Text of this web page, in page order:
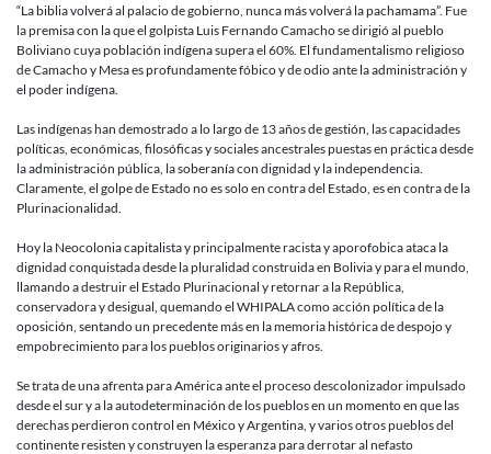
“La biblia volverá al palacio de gobierno, nunca más volverá la pachamama”. Fue
la premisa con la que el golpista Luis Fernando Camacho se dirigió al pueblo
Boliviano cuya población indígena supera el 60%. El fundamentalismo religioso
de Camacho y Mesa es profundamente fóbico y de odio ante la administración y
el poder indígena.
Las indígenas han demostrado a lo largo de 13 años de gestión, las capacidades
políticas, económicas, filosóficas y sociales ancestrales puestas en práctica desde
la administración pública, la soberanía con dignidad y la independencia.
Claramente, el golpe de Estado no es solo en contra del Estado, es en contra de la
Plurinacionalidad.
Hoy la Neocolonia capitalista y principalmente racista y aporofobica ataca la
dignidad conquistada desde la pluralidad construida en Bolivia y para el mundo,
llamando a destruir el Estado Plurinacional y retornar a la República,
conservadora y desigual, quemando el WHIPALA como acción política de la
oposición, sentando un precedente más en la memoria histórica de despojo y
empobrecimiento para los pueblos originarios y afros.
Se trata de una afrenta para América ante el proceso descolonizador impulsado
desde el sur y a la autodeterminación de los pueblos en un momento en que las
derechas perdieron control en México y Argentina, y varios otros pueblos del
continente resisten y construyen la esperanza para derrotar al nefasto